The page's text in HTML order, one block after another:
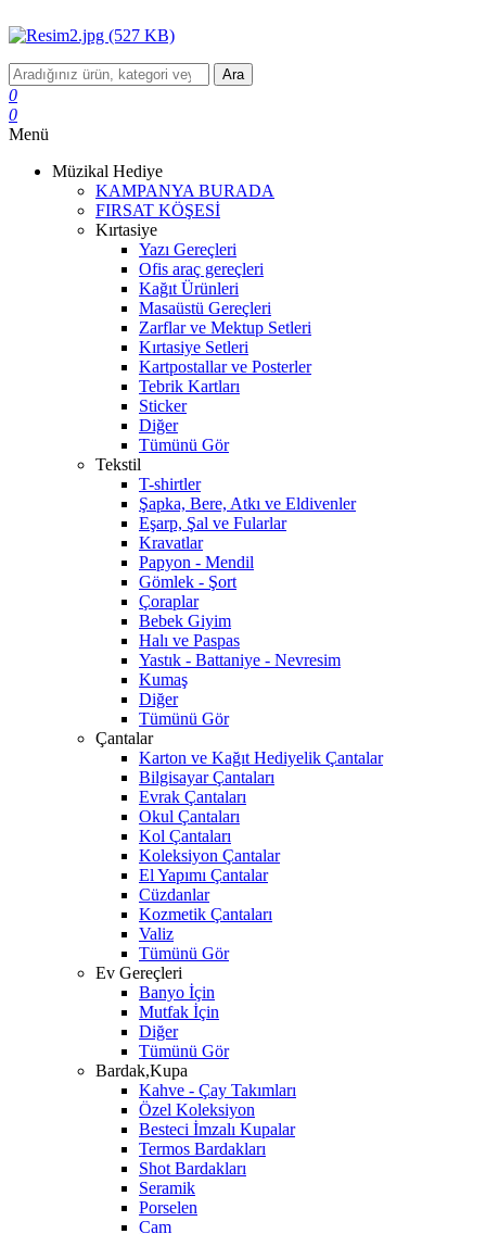
Ara
0
0
Menü
Müzikal Hediye
KAMPANYA BURADA
FIRSAT KÖŞESİ
Kırtasiye
Yazı Gereçleri
Ofis araç gereçleri
Kağıt Ürünleri
Masaüstü Gereçleri
Zarflar ve Mektup Setleri
Kırtasiye Setleri
Kartpostallar ve Posterler
Tebrik Kartları
Sticker
Diğer
Tümünü Gör
Tekstil
T-shirtler
Şapka, Bere, Atkı ve Eldivenler
Eşarp, Şal ve Fularlar
Kravatlar
Papyon - Mendil
Gömlek - Şort
Çoraplar
Bebek Giyim
Halı ve Paspas
Yastık - Battaniye - Nevresim
Kumaş
Diğer
Tümünü Gör
Çantalar
Karton ve Kağıt Hediyelik Çantalar
Bilgisayar Çantaları
Evrak Çantaları
Okul Çantaları
Kol Çantaları
Koleksiyon Çantalar
El Yapımı Çantalar
Cüzdanlar
Kozmetik Çantaları
Valiz
Tümünü Gör
Ev Gereçleri
Banyo İçin
Mutfak İçin
Diğer
Tümünü Gör
Bardak,Kupa
Kahve - Çay Takımları
Özel Koleksiyon
Besteci İmzalı Kupalar
Termos Bardakları
Shot Bardakları
Seramik
Porselen
Cam